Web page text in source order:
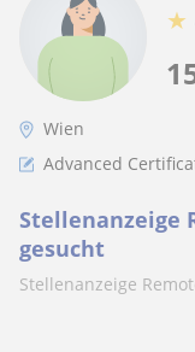
★
Wien
Advanced
Stellenanzeige
gesucht
Stellenanzeige